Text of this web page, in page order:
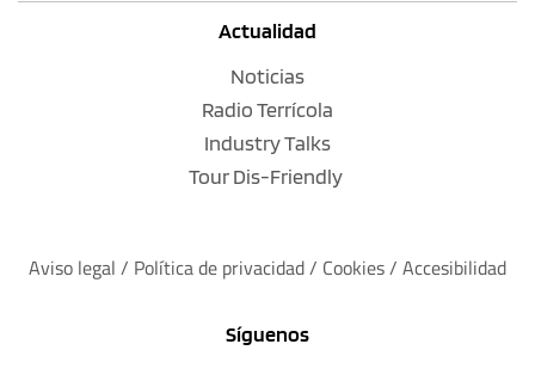
Actualidad
Noticias
Radio Terrícola
Industry Talks
Tour Dis-Friendly
Aviso legal / Política de privacidad / Cookies / Accesibilidad
Síguenos